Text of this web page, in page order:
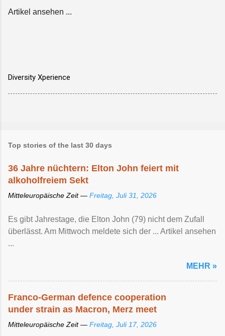
Artikel ansehen ...
Diversity Xperience
Top stories of the last 30 days
36 Jahre nüchtern: Elton John feiert mit
alkoholfreiem Sekt
Mitteleuropäische Zeit — Freitag, Juli 31, 2026
Es gibt Jahrestage, die Elton John (79) nicht dem Zufall
überlässt. Am Mittwoch meldete sich der ... Artikel ansehen
...
MEHR »
Franco-German defence cooperation
under strain as Macron, Merz meet
Mitteleuropäische Zeit — Freitag, Juli 17, 2026